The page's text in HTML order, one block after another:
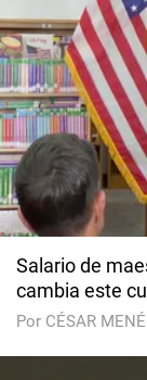
Salario de
cambia este
Por CÉSAR